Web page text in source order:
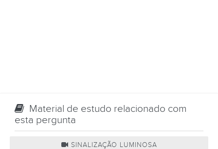
Material de estudo relacionado com
esta pergunta
SINALIZAÇÃO LUMINOSA